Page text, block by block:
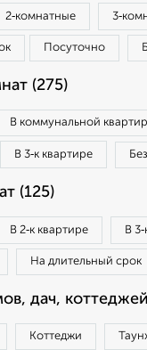
2‑комнатные
Посуточно
(275)
В коммунальной
В 3‑к квартире
(125)
В 2‑к квартире В
На длительный срок
дач,
Коттеджи